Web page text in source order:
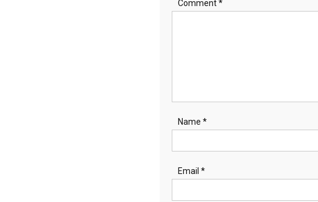
Comment*
Name *
Email *